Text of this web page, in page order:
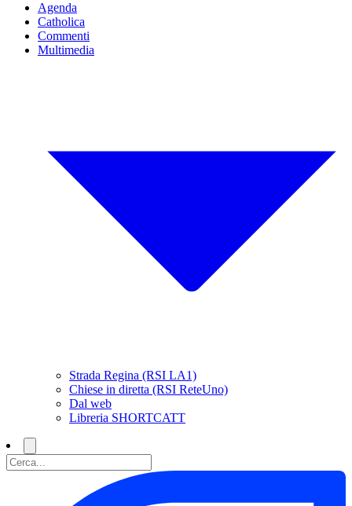
Agenda
Catholica
Commenti
Multimedia
Strada Regina (RSI LA1)
Chiese in diretta (RSI ReteUno)
Dal web
Libreria SHORTCATT